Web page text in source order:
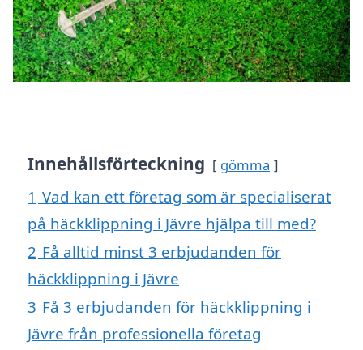
Innehållsförteckning gömma
1 Vad kan ett företag som är specialiserat
på häckklippning i Jävre hjälpa till med?
2 Få alltid minst 3 erbjudanden för
häckklippning i Jävre
3 Få 3 erbjudanden för häckklippning i
Jävre från professionella företag